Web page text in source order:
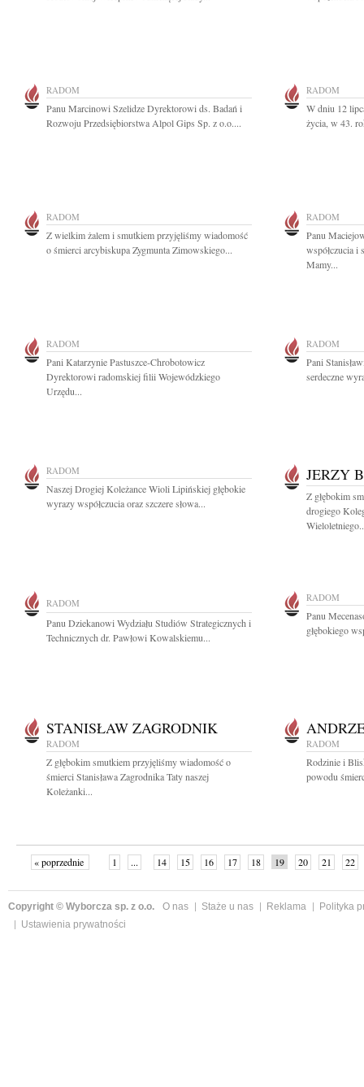
RADOM
Panu Marcinowi Szelidze Dyrektorowi ds. Badań i
Rozwoju Przedsiębiorstwa Alpol Gips Sp. z o.o....
RADOM
W dniu 12
życia, w 43.
RADOM
Z wielkim żalem i smutkiem przyjęliśmy wiadomość
o śmierci arcybiskupa Zygmunta Zimowskiego...
RADOM
Panu
współczucia i
Mamy...
RADOM
Pani Katarzynie Pastuszce-Chrobotowicz
Dyrektorowi radomskiej filii Wojewódzkiego
Urzędu...
RADOM
Pani
serdeczne
RADOM
Naszej Drogiej Koleżance Wioli Lipińskiej głębokie
wyrazy współczucia oraz szczere słowa...
JERZY
Z głębokim
drogiego
RADOM
Panu Dziekanowi Wydziału Studiów Strategicznych i
Technicznych dr. Pawłowi Kowalskiemu...
RADOM
Panu
głębokiego
STANISŁAW ZAGRODNIK
RADOM
Z głębokim smutkiem przyjęliśmy wiadomość o
śmierci Stanisława Zagrodnika Taty naszej
Koleżanki...
RADOM
Rodzinie i
powodu
« poprzednie 1 ... 14 15 16 17 18 19 20 21
22
Copyright © Wyborcza sp. z o.o. O nas Staże u nas Reklama
Polityka
Ustawienia prywatności